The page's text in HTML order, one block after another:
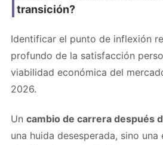
transición?
Identificar el punto de inflexión
profundo de la satisfacción
viabilidad económica del
2026.
Un cambio de carrera después
una huida desesperada, sino una